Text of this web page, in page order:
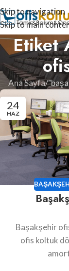
Skip to navigation
Skip to main
Etiket
Ana Sayfa
24
HAZ
Başakşehir
ofis koltuk